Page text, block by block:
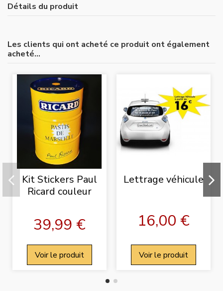
Détails du produit
Les clients qui ont acheté ce produit ont également
acheté...
Kit Stickers Paul
Ricard couleur
39,99 €
Voir le produit
Lettrage véhicule
16,00 €
Voir le produit